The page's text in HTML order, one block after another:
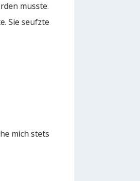
musste.
Sie seufzte
mich stets